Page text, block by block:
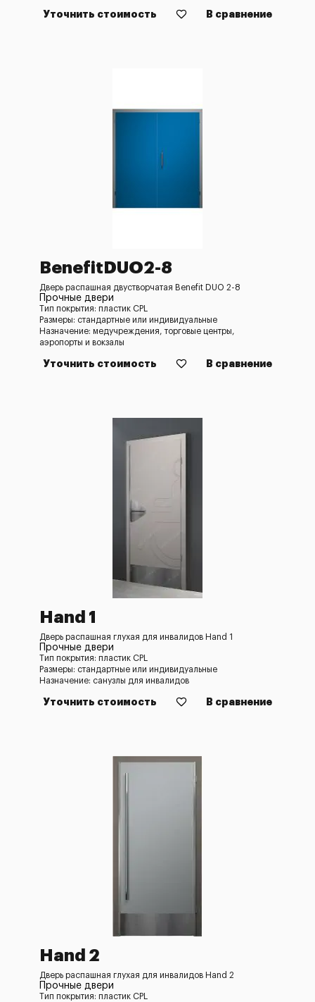
Уточнить стоимость В сравнение
BenefitDUO2-8
Дверь распашная двустворчатая Benefit DUO 2-8
Прочные двери
Тип покрытия: пластик CPL
Размеры: стандартные или индивидуальные
Назначение: медучреждения, торговые центры,
аэропорты и вокзалы
Уточнить стоимость В сравнение
Hand 1
Дверь распашная глухая для инвалидов Hand 1
Прочные двери
Тип покрытия: пластик CPL
Размеры: стандартные или индивидуальные
Назначение: санузлы для инвалидов
Уточнить стоимость В сравнение
Hand 2
Дверь распашная глухая для инвалидов Hand 2
Прочные двери
Тип покрытия: пластик CPL